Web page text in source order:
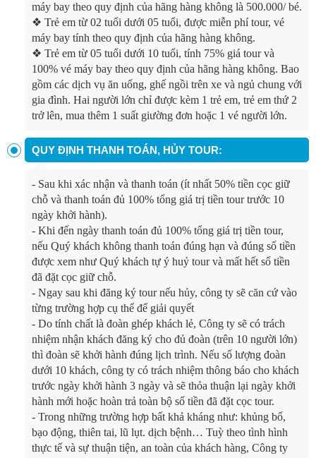
máy bay theo quy định của hãng hàng không là 500.000/ bé.
❖ Trẻ em từ 02 tuổi dưới 05 tuổi, được miễn phí tour, vé
máy bay tính theo quy định của hãng hàng không.
❖ Trẻ em từ 05 tuổi dưới 10 tuổi, tính 75% giá tour và
100% vé máy bay theo quy định của hãng hàng không. Bao
gồm các dịch vụ ăn uống, ghế ngồi trên xe và ngủ chung với
gia đình. Hai người lớn chỉ được kèm 1 trẻ em, trẻ em thứ 2
trở lên, mua thêm 1 suất giường đơn hoặc 1 vé người lớn.
QUY ĐỊNH THANH TOÁN, HỦY TOUR:
- Sau khi xác nhận và thanh toán (ít nhất 50% tiền cọc giữ
chỗ và thanh toán đủ 100% tổng giá trị tiền tour trước 10
ngày khởi hành).
- Khi đến ngày thanh toán đủ 100% tổng giá trị tiền tour,
nếu Quý khách không thanh toán đúng hạn và đúng số tiền
được xem như Quý khách tự ý huỷ tour và mất hết số tiền
đã đặt cọc giữ chỗ.
- Ngay sau khi đăng ký tour nếu hủy, công ty sẽ căn cứ vào
từng trường hợp cụ thể để giải quyết
- Do tính chất là đoàn ghép khách lẻ, Công ty sẽ có trách
nhiệm nhận khách đăng ký cho đủ đoàn (trên 10 người lớn)
thì đoàn sẽ khởi hành đúng lịch trình. Nếu số lượng đoàn
dưới 10 khách, công ty có trách nhiệm thông báo cho khách
trước ngày khởi hành 3 ngày và sẽ thỏa thuận lại ngày khởi
hành mới hoặc hoàn trả toàn bộ số tiền đã đặt cọc tour.
- Trong những trường hợp bất khả kháng như: khủng bố,
bạo động, thiên tai, lũ lụt. dịch bệnh… Tuỳ theo tình hình
thực tế và sự thuận tiện, an toàn của khách hàng, Công ty